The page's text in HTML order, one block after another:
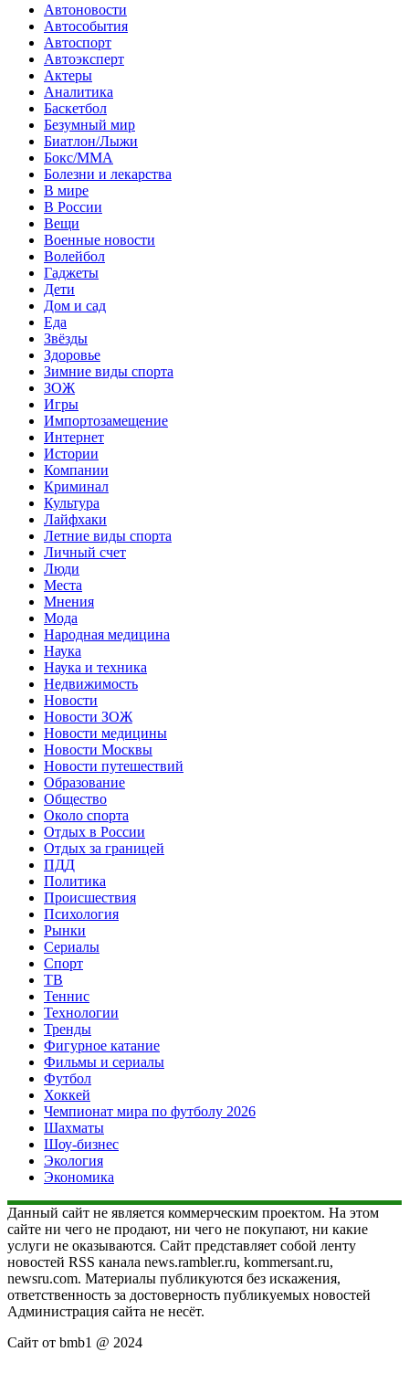
Автоновости
Автособытия
Автоспорт
Автоэксперт
Актеры
Аналитика
Баскетбол
Безумный мир
Биатлон/Лыжи
Бокс/MMA
Болезни и лекарства
В мире
В России
Вещи
Военные новости
Волейбол
Гаджеты
Дети
Дом и сад
Еда
Звёзды
Здоровье
Зимние виды спорта
ЗОЖ
Игры
Импортозамещение
Интернет
Истории
Компании
Криминал
Культура
Лайфхаки
Летние виды спорта
Личный счет
Люди
Места
Мнения
Мода
Народная медицина
Наука
Наука и техника
Недвижимость
Новости
Новости ЗОЖ
Новости медицины
Новости Москвы
Новости путешествий
Образование
Общество
Около спорта
Отдых в России
Отдых за границей
ПДД
Политика
Происшествия
Психология
Рынки
Сериалы
Спорт
ТВ
Теннис
Технологии
Тренды
Фигурное катание
Фильмы и сериалы
Футбол
Хоккей
Чемпионат мира по футболу 2026
Шахматы
Шоу-бизнес
Экология
Экономика
Данный сайт не является коммерческим проектом. На этом
сайте ни чего не продают, ни чего не покупают, ни какие
услуги не оказываются. Сайт представляет собой ленту
новостей RSS канала news.rambler.ru, kommersant.ru,
newsru.com. Материалы публикуются без искажения,
ответственность за достоверность публикуемых новостей
Администрация сайта не несёт.
Сайт от bmb1 @ 2024